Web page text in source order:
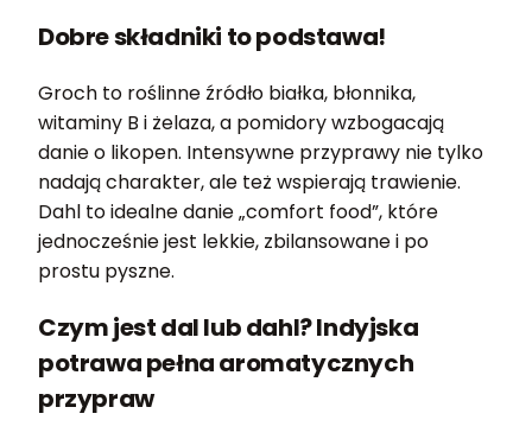
Dobre składniki to podstawa!
Groch to roślinne źródło białka, błonnika,
witaminy B i żelaza, a pomidory wzbogacają
danie o likopen. Intensywne przyprawy nie tylko
nadają charakter, ale też wspierają trawienie.
Dahl to idealne danie „comfort food”, które
jednocześnie jest lekkie, zbilansowane i po
prostu pyszne.
Czym jest dal lub dahl? Indyjska
potrawa pełna aromatycznych
przypraw